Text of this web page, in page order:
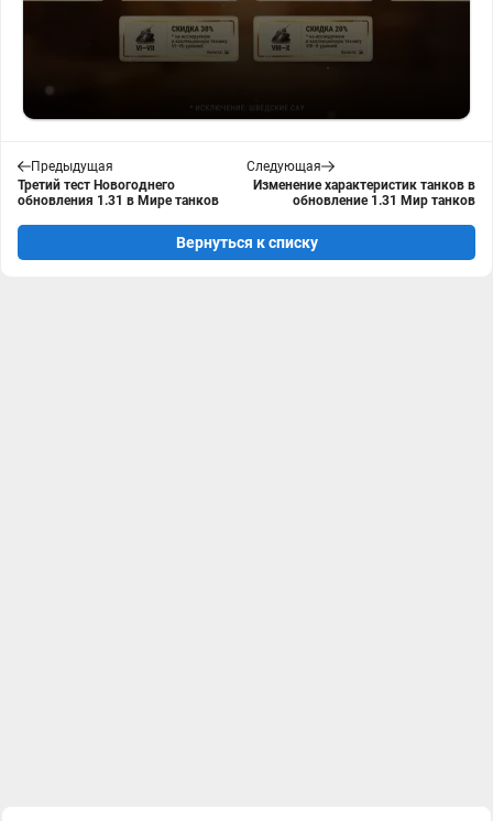
Предыдущая
Третий тест Новогоднего
обновления 1.31 в Мире танков
Следующая
Изменение характеристик танков в
обновление 1.31 Мир танков
Вернуться к списку